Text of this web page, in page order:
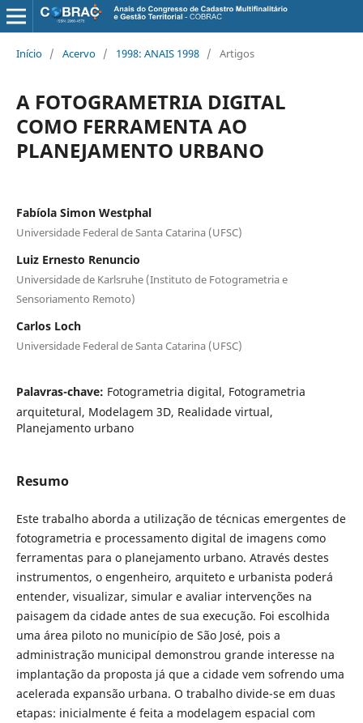
Início / Acervo / 1998: ANAIS 1998 / Artigos
A FOTOGRAMETRIA DIGITAL
COMO FERRAMENTA AO
PLANEJAMENTO URBANO
Fabíola Simon Westphal
Universidade Federal de Santa Catarina (UFSC)
Luiz Ernesto Renuncio
Universidade de Karlsruhe (Instituto de Fotogrametria e
Sensoriamento Remoto)
Carlos Loch
Universidade Federal de Santa Catarina (UFSC)
Palavras-chave: Fotogrametria digital, Fotogrametria
arquitetural, Modelagem 3D, Realidade virtual,
Planejamento urbano
Resumo
Este trabalho aborda a utilização de técnicas emergentes de
fotogrametria e processamento digital de imagens como
ferramentas para o planejamento urbano. Através destes
instrumentos, o engenheiro, arquiteto e urbanista poderá
entender, visualizar, simular e avaliar intervenções na
paisagem da cidade antes de sua execução. Foi escolhida
uma área piloto no município de São José, pois a
administração municipal demonstrou grande interesse na
implantação da proposta já que a cidade vem sofrendo uma
acelerada expansão urbana. O trabalho divide-se em duas
etapas: inicialmente é feita a modelagem espacial com